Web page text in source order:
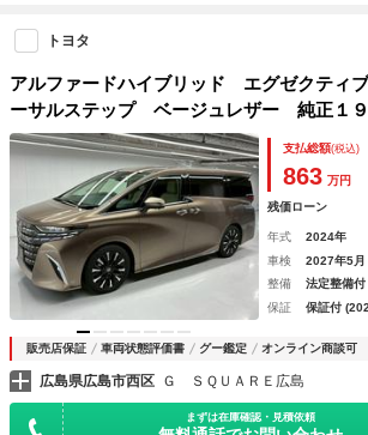
トヨタ
アルファードハイブリッド エグゼクティ
ーサルステップ ベージュレザー 純正１
セラー １オーナー ＣＤ／ＤＶＤプレイ
コ リアタブレット２個 後席モニター Ｊ
ａｙ エグゼクティブラウンジ
支払総額(税込)
863 万円
残価ローン
年式 2024年
車検
2027年5月
整備
法定整備付
保証
保証付
販売店保証 車両状態評価書 グー鑑定 オンライン商談可
広島県広島市西区 Ｇ ＳＱＵＡＲＥ広島
まずは在庫確認・見積依頼